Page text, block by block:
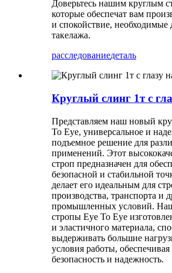
Доверьтесь нашим круглым
которые обеспечат вам
и спокойствие, необходимые
такелажа.
расследованиедеталь
Круглый слинг 1т с
Представляем наш новый
To Eye, универсальное и
подъемное решение для
применений. Этот
строп предназначен для
безопасной и стабильной
делает его идеальным для
производства, транспорта и
промышленных условий.
стропы Eye To Eye
и эластичного материала,
выдерживать большие
условия работы,
безопасность и надежность.